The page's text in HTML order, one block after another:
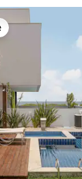
на гостите